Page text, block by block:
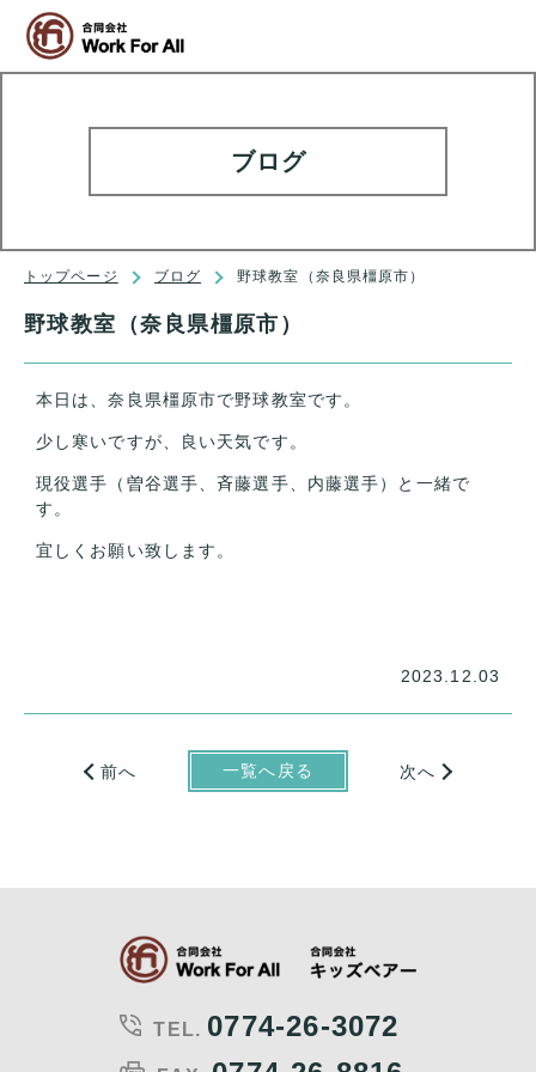
ブログ
トップページ ブログ 野球教室（奈良県橿原市）
野球教室（奈良県橿原市）
本日は、奈良県橿原市で野球教室です。
少し寒いですが、良い天気です。
現役選手（曽谷選手、斉藤選手、内藤選手）と一緒で
す。
宜しくお願い致します。
2023.12.03
前へ 次へ
一覧へ戻る
TEL. 0774-26-3072